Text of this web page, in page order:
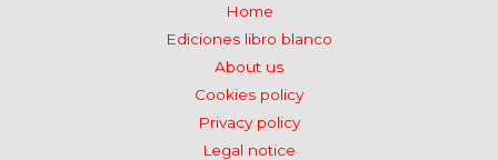
Home
Ediciones libro blanco
About us
Cookies policy
Privacy policy
Legal notice